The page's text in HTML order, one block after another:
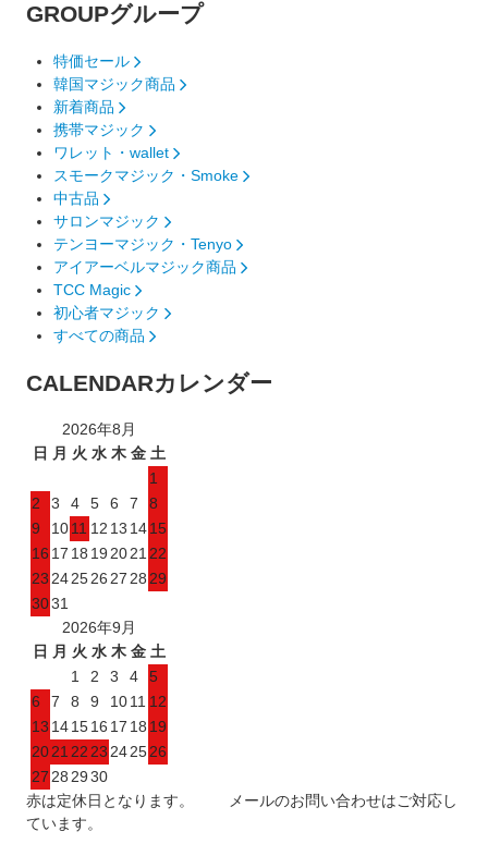
GROUPグループ
特価セール
韓国マジック商品
新着商品
携帯マジック
ワレット・wallet
スモークマジック・Smoke
中古品
サロンマジック
テンヨーマジック・Tenyo
アイアーベルマジック商品
TCC Magic
初心者マジック
すべての商品
CALENDARカレンダー
2026年8月
日 月 火 水 木 金 土
1
2
3 4 5 6 7
8
9
1011 12 13 1415
16 17 18 19202122
23242526272829
3031
2026年9月
日 月 火 水 木 金 土
1
2 3 4
5
6
7 8 9 1011 12
13 141516 17 18 19
20212223242526
27282930
赤は定休日となります。 メールのお問い合わせはご対応し
ています。